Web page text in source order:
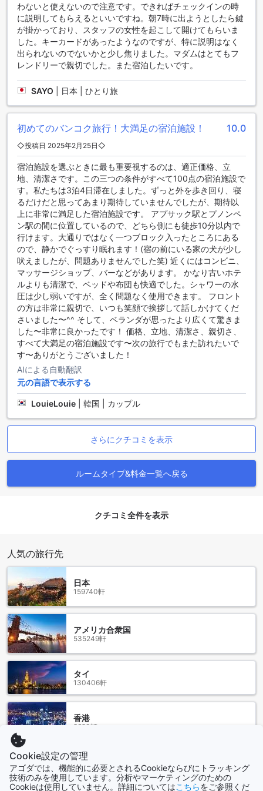
BB ブティック マンションへの最寄り空港からのアクセス
バンコクのスクンビットに位置するBB ブティック マンション
への最寄り空港からのアクセス方法をご紹介します。バンコ
クには主要な2つの空港、スワンナプーム国際空港とドンムア
ン空港があります。スワンナプーム国際空港からBB ブティッ
ク マンションへは、タクシーを利用することが便利です。空
港タクシー乗り場で目的地を伝えると、専用の車で直接ホテ
ルまで送迎してもらえます。また、スワンナプーム国際空港
す。駅で降りた後は、タクシーかバスを利用してBB ブティッ
ク マンションに向かうことができます。ドンムアン空港から
の場合は、タクシーを利用することが一般的です。空港タク
シー乗り場で目的地を伝えると、ドライバーが最短経路でホ
テルまで案内してくれます。
BB ブティック マンション周辺のランドマークとアトラクショ
ン
BB ブティック マンションは、バンコクの中心部に位置し、多
くの魅力的なランドマークやアトラクションに囲まれていま
す。近くには、スクンビットやソイ カウボーイといった有名
なエリアがあります。スクンビットは、ショッピングやレス
トラン、ナイトライフが充実しており、観光客にとって魅力
的な場所です。ソイ カウボーイは、多くのバーやクラブが集
まるエリアで、夜のエンターテイメントを楽しむことができ
ます。
また、BB ブティック マンションの周辺には、ルーマニア大使
館やプラサーンミット桟橋などの観光名所もあります。ルー
マニア大使館は、美しい建物と広々とした庭園が特徴で、訪
れる価値があります。プラサーンミット桟橋は、チャオプラ
ヤ川のほとりに位置し、川の景色を楽しむことができます。
BB ブティック マンション周辺には、さまざまなアクティビテ
ィもあります。YOKKAOトレーニングセンターやHot Stone
きます。また、ディオロ コーヒーやラサヤナ リトリートで
は、美味しい飲み物やリフレッシュメントを楽しむことがで
ッピングや食事を楽しむことができます。BB ブティック マン
ションの周辺には、魅力的なランドマークやアトラクション
BB ブティック マンション周辺の公共交通駅
くの公共交通駅にアクセスできます。周辺にはBTS ナナ駅、
BTS プンナウィティ駅、BTS プロンポン駅、BTS オンヌット
駅、BTS エカマイ駅、MRT スクンビット駅、BTS ウドムスッ
ク駅、エカマイバス乗り場、BTS アソーク駅、BTS バンナー
駅などがあります。
BTS（バンコク・スカイトレイン）は、バンコク市内を網羅
する便利な公共交通システムです。BB ブティック マンション
から徒歩圏内には、BTS ナナ駅、BTS プンナウィティ駅、
BTS プロンポン駅、BTS エカマイ駅があります。これらの駅
を利用すれば、簡単に市内の主要な観光スポットやショッピ
ングエリアにアクセスすることができます。
また、MRT（バンコク地下鉄）のスクンビット駅も近くにあ
ります。MRT スクンビット駅からは、バンコクのさまざまな
地域にアクセスすることができます。さらに、エカマイバス
乗り場も近くにあり、バスを利用して市内のさまざまな場所
の周辺には、公共交通手段が豊富に揃っており、便利なロケ
ーションに位置しています。
周辺のレストラン
わないと使えないので注意です。できればチェックインの時
に説明してもらえるといいですね。朝7時に出ようとしたら鍵
が掛かっており、スタッフの女性を起こして開けてもらいま
した。キーカードがあったようなのですが、特に説明はなく
出られないのでないかと少し焦りました。マダムはとてもフ
レンドリーで親切でした。また宿泊したいです。
SAYO 日本 | ひとり旅
初めてのバンコク旅行！大満足の宿泊施設！ 10.0
◇投稿日 2025年2月25日◇
宿泊施設を選ぶときに最も重要視するのは、適正価格、立
地、清潔さです。この三つの条件がすべて100点の宿泊施設で
す。私たちは3泊4日滞在しました。ずっと外を歩き回り、寝
るだけだと思ってあまり期待していませんでしたが、期待以
上に非常に満足した宿泊施設です。 アプサック駅とプノンペ
ン駅の間に位置しているので、どちら側にも徒歩10分以内で
行けます。大通りではなく一つブロック入ったところにある
ので、静かでぐっすり眠れます！(宿の前にいる家の犬が少し
吠えましたが、問題ありませんでした笑) 近くにはコンビニ、
マッサージショップ、バーなどがあります。 かなり古いホテ
ルよりも清潔で、ベッドや布団も快適でした。シャワーの水
圧は少し弱いですが、全く問題なく使用できます。 フロント
の方は非常に親切で、いつも笑顔で挨拶して話しかけてくだ
さいました〜^^ そして、ベランダが思ったより広くて驚きま
した〜非常に良かったです！ 価格、立地、清潔さ、親切さ、
すべて大満足の宿泊施設です〜次の旅行でもまた訪れたいで
す〜ありがとうございました！
AIによる自動翻訳
元の言語で表示する
LouieLouie 韓国 | カップル
さらにクチコミを表示
ルームタイプ&料金一覧へ戻る
クチコミ全件を表示
人気の旅行先
日本
159740軒
アメリカ合衆国
535249軒
タイ
130406軒
香港
2690軒
シンガポール
1506軒
Cookie設定の管理
アゴダでは、機能的に必要とされるCookieならびにトラッキング
技術のみを使用しています。分析やマーケティングのための
Cookieは使用していません。詳細についてはこちらをご参照くだ